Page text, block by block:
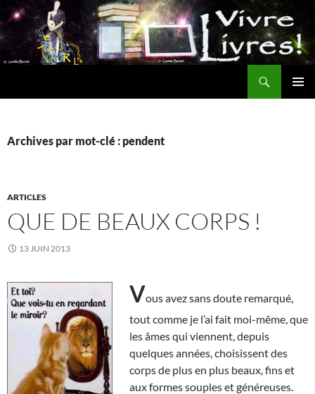
Aller
au
contenu
Archives par mot-clé : pendent
ARTICLES
QUE DE BEAUX CORPS !
13 JUIN 2013
Vous avez sans doute remarqué,
tout comme je l’ai fait moi-même, que
les âmes qui viennent, depuis
quelques années, choisissent des
corps de plus en plus beaux, fins et
aux formes souples et généreuses.